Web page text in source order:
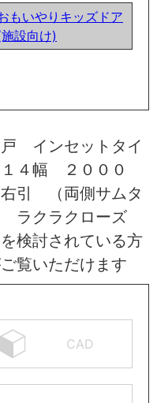
もいやりキッズドア
設向け)
インセットタイ
４幅 ２０００
引 （両側サムタ
ラクラクローズ
検討されている方
覧いただけます
CAD